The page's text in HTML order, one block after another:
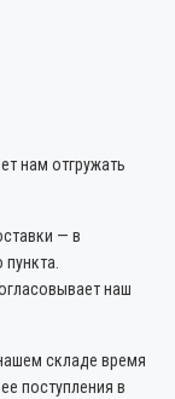
нам отгружать
— в
наш
складе время
поступления в